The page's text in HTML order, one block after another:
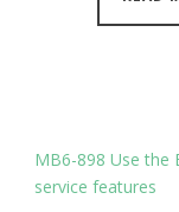
MB6-898 Use the
service features